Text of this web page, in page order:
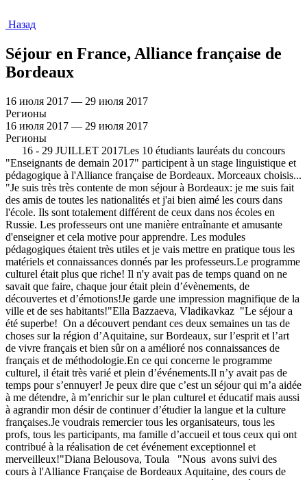
Назад
Séjour en France, Alliance française de
Bordeaux
16 июля 2017 — 29 июля 2017
Регионы
16 июля 2017 — 29 июля 2017
Регионы
16 - 29 JUILLET 2017Les 10 étudiants lauréats du concours
"Enseignants de demain 2017" participent à un stage linguistique et
pédagogique à l'Alliance française de Bordeaux. Morceaux choisis...
"Je suis très très contente de mon séjour à Bordeaux: je me suis fait
des amis de toutes les nationalités et j'ai bien aimé les cours dans
l'école. Ils sont totalement différent de ceux dans nos écoles en
Russie. Les professeurs ont une manière entraînante et amusante
d'enseigner et cela motive pour apprendre. Les modules
pédagogiques étaient très utiles et je vais mettre en pratique tous les
matériels et connaissances donnés par les professeurs.Le programme
culturel était plus que riche! Il n'y avait pas de temps quand on ne
savait que faire, chaque jour était plein d’évènements, de
découvertes et d’émotions!Je garde une impression magnifique de la
ville et de ses habitants!"Ella Bazzaeva, Vladikavkaz "Le séjour a
été superbe! On a découvert pendant ces deux semaines un tas de
choses sur la région d’Aquitaine, sur Bordeaux, sur l’esprit et l’art
de vivre français et bien sûr on a amélioré nos connaissances de
français et de méthodologie.En ce qui concerne le programme
culturel, il était très varié et plein d’événements.Il n’y avait pas de
temps pour s’ennuyer! Je peux dire que c’est un séjour qui m’a aidée
à me détendre, à m’enrichir sur le plan culturel et éducatif mais aussi
à agrandir mon désir de continuer d’étudier la langue et la culture
françaises.Je voudrais remercier tous les organisateurs, tous les
profs, tous les participants, ma famille d’accueil et tous ceux qui ont
contribué à la réalisation de cet événement exceptionnel et
merveilleux!"Diana Belousova, Toula "Nous avons suivi des
cours à l'Alliance Française de Bordeaux Aquitaine, des cours de